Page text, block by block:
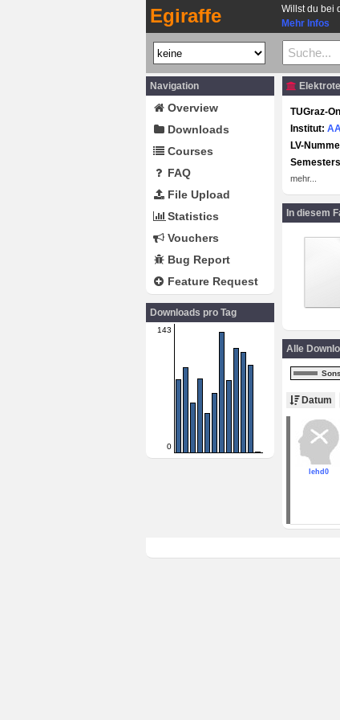
Egiraffe
Willst du bei
Mehr Infos
Navigation
Overview
Downloads
Courses
FAQ
File Upload
Statistics
Vouchers
Bug Report
Feature Request
Downloads pro Tag
143
0
TUGraz-
Institut:
LV-
mehr...
In diesem
Alle
Datum
lehd0